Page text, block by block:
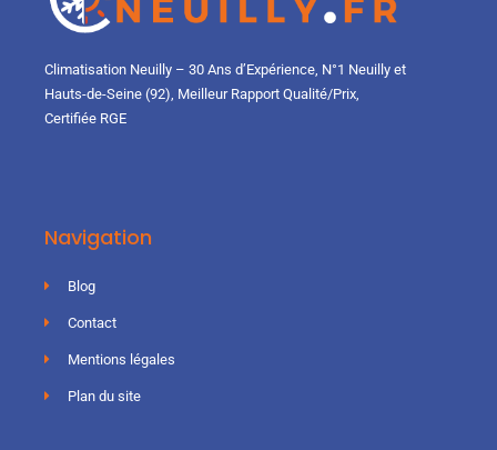
Climatisation Neuilly – 30 Ans d’Expérience, N°1 Neuilly et
Hauts-de-Seine (92), Meilleur Rapport Qualité/Prix,
Certifiée RGE
Navigation
Blog
Contact
Mentions légales
Plan du site